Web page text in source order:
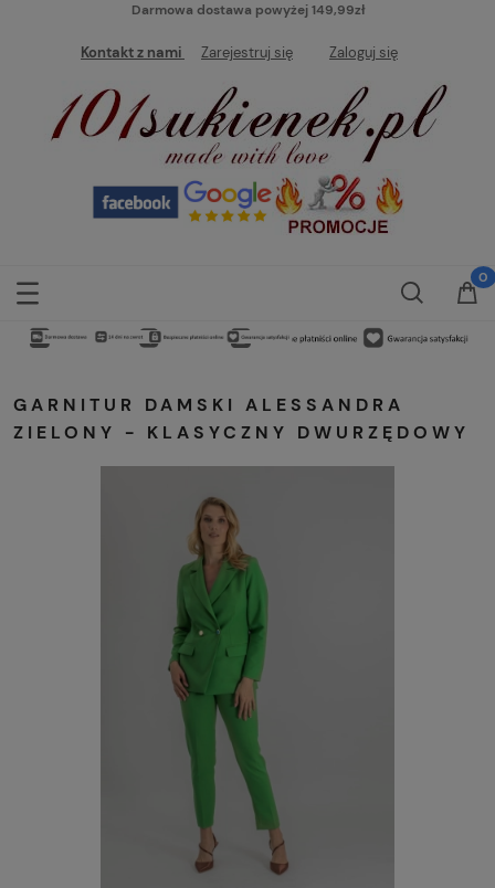
Darmowa dostawa powyżej 149,99zł
Kontakt z nami Zarejestruj się Zaloguj się
GARNITUR DAMSKI ALESSANDRA
ZIELONY - KLASYCZNY DWURZĘDOWY